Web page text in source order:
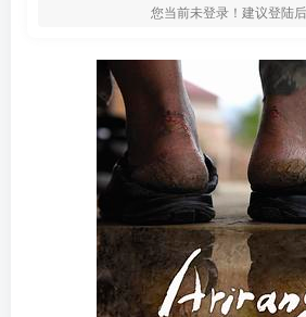
您当前未登录！建议登陆